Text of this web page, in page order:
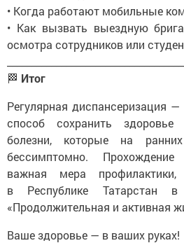
• Когда работают мобильные
• Как вызвать выездную
осмотра сотрудников или
🏁 Итог
Регулярная диспансеризация
способ сохранить
болезни, которые на
бессимптомно.
важная мера профилактики,
в Республике Татарстан в
«Продолжительная и активная
Ваше здоровье — в ваших руках!